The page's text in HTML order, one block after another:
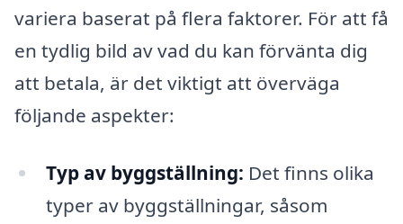
variera baserat på flera faktorer. För att få
en tydlig bild av vad du kan förvänta dig
att betala, är det viktigt att överväga
följande aspekter:
Typ av byggställning: Det finns olika
typer av byggställningar, såsom